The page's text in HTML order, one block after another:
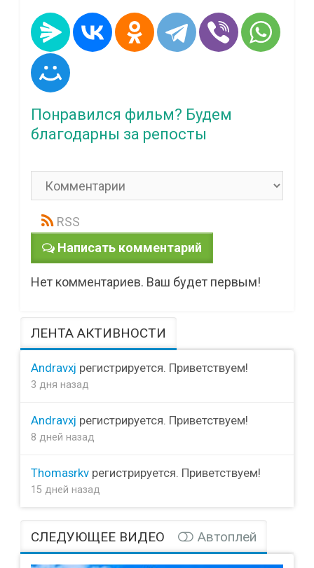
Понравился фильм? Будем
благодарны за репосты
RSS
Написать комментарий
Нет комментариев. Ваш будет первым!
ЛЕНТА АКТИВНОСТИ
Andravxj регистрируется. Приветствуем!
3 дня назад
Andravxj регистрируется. Приветствуем!
8 дней назад
Thomasrkvрегистрируется. Приветствуем!
15 дней назад
СЛЕДУЮЩЕЕ ВИДЕО Автоплей